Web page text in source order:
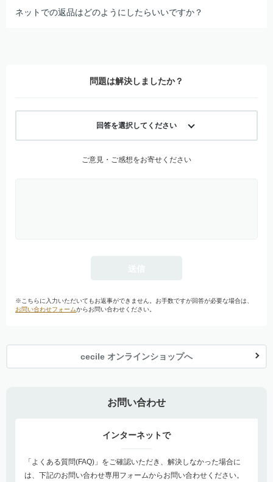
ネットでの返品はどのようにしたらいいですか？
問題は解決しましたか？
回答を選択してください
ご意見・ご感想をお寄せください
※こちらに入力いただいてもお返事ができません。お手数ですが回答が必要な場合は、
お問い合わせフォームからお問い合わせください。
cecile オンラインショップへ
お問い合わせ
インターネットで
「よくある質問(FAQ)」をご確認いただき、解決しなかった場合に
は、下記のお問い合わせ専用フォームからお問い合わせください。